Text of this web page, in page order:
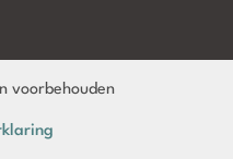
voorbehouden